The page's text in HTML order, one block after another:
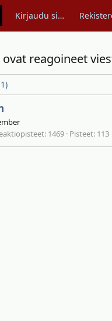
Kirjaudu sisään
reagoineet
1469 Pisteet 113